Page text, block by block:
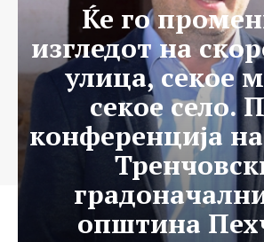
Ќе го
изгледот на
улица, секое
секое село.
конференција
општина